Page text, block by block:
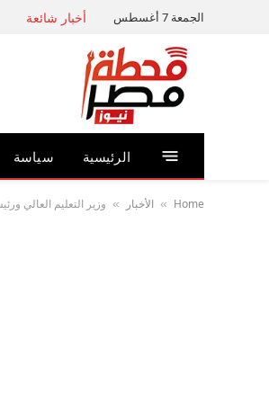
الجمعة 7 أغسطس أخبار شائعة
الرئيسية سياسة
Home
» الأخبار » وزير التعليم العالي